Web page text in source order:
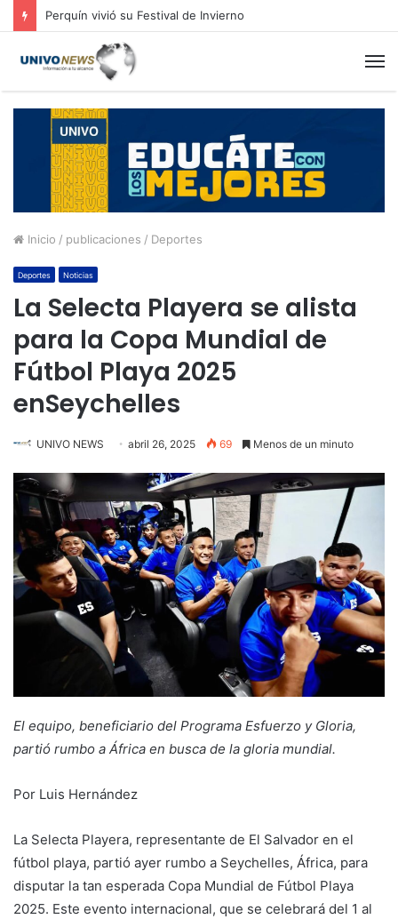
Perquín vivió su Festival de Invierno
Inicio / publicaciones / Deportes
Deportes Noticias
La Selecta Playera se alista
para la Copa Mundial de
Fútbol Playa 2025
enSeychelles
UNIVO NEWS abril 26, 2025 69 Menos de un minuto
El equipo, beneficiario del Programa Esfuerzo y Gloria,
partió rumbo a África en busca de la gloria mundial.
Por Luis Hernández
La Selecta Playera, representante de El Salvador en el
fútbol playa, partió ayer rumbo a Seychelles, África, para
disputar la tan esperada Copa Mundial de Fútbol Playa
2025. Este evento internacional, que se celebrará del 1 al